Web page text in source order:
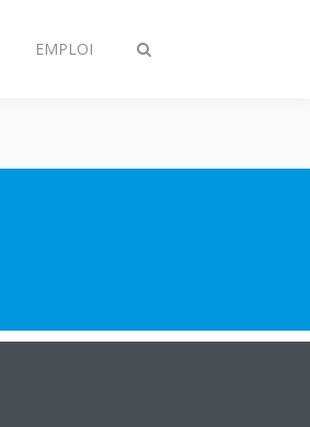
Afficher/masquer
EMPLOI